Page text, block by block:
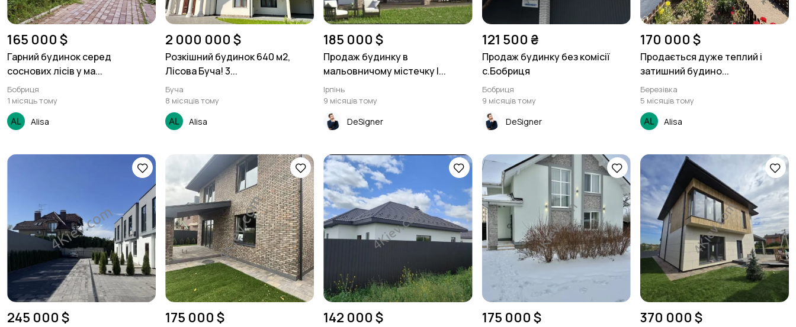
165 000 $
Гарний будинок серед
соснових лісів у ма...
Бобриця
1 місяць тому
Alisa
2 000 000 $
Розкішний будинок 640 м2,
Лісова Буча! 3...
Буча
8 місяців тому
Alisa
185 000 $
Продаж будинку в
мальовничому містечку І...
Ірпінь
9 місяців тому
DeSigner
121 500 ₴
Продаж будинку без комісії
с.Бобриця
Бобриця
9 місяців тому
DeSigner
170 000 $
Продається дуже теплий і
затишний будино...
Березівка
5 місяців тому
Alisa
245 000 $ 175 000 $ 142 000 $ 175 000 $ 370 000 $